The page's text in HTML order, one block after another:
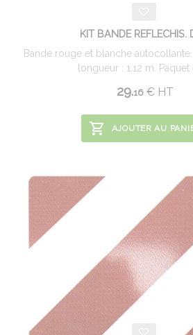
KIT BANDE REFLECHIS.
Bande rouge et blanche autocollante.
longueur : 1.12 m. Paquet
29.16 € HT
AJOUTER AU